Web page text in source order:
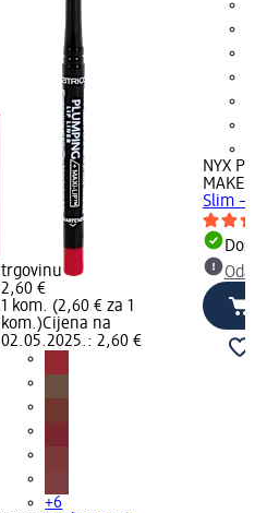
trgovinu
2,60 €
1 kom. (2,60 € za 1
kom.)Cijena na
02.05.2025.: 2,60 €
+6
NYX
MAKEUP
Slim –